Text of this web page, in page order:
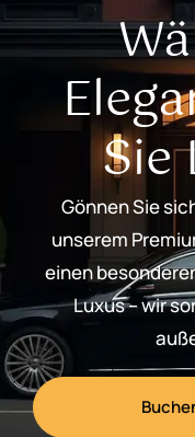
Sie
Gönnen Sie
unserem
einen
Luxus – wir